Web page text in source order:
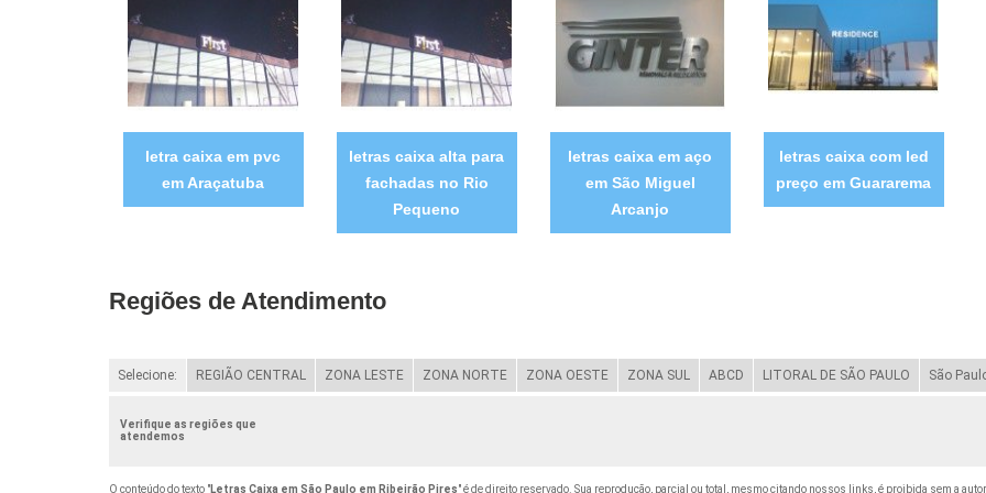
letra caixa em pvc
em Araçatuba
letras caixa alta para
fachadas no Rio
Pequeno
letras caixa em aço
em São Miguel
Arcanjo
letras caixa com led
preço em Guararema
Regiões de Atendimento
Selecione: REGIÃO CENTRAL ZONA LESTE ZONA NORTE ZONA OESTE ZONA SUL ABCD LITORAL DE SÃO PAULO São
Verifique as regiões que
atendemos
O conteúdo do texto "Letras Caixa em São Paulo em Ribeirão Pires" é de direito reservado. Sua reprodução, parcial ou total, mesmo citando nossos links, é proibida sem a